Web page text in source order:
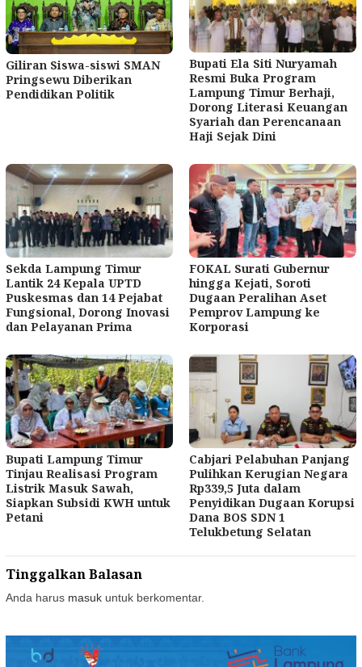
Giliran Siswa-siswi SMAN
Pringsewu Diberikan
Pendidikan Politik
Bupati Ela Siti Nuryamah
Resmi Buka Program
Lampung Timur Berhaji,
Dorong Literasi Keuangan
Syariah dan Perencanaan
Haji Sejak Dini
Sekda Lampung Timur
Lantik 24 Kepala UPTD
Puskesmas dan 14 Pejabat
Fungsional, Dorong Inovasi
dan Pelayanan Prima
FOKAL Surati Gubernur
hingga Kejati, Soroti
Dugaan Peralihan Aset
Pemprov Lampung ke
Korporasi
Bupati Lampung Timur
Tinjau Realisasi Program
Listrik Masuk Sawah,
Siapkan Subsidi KWH untuk
Petani
Cabjari Pelabuhan Panjang
Pulihkan Kerugian Negara
Rp339,5 Juta dalam
Penyidikan Dugaan Korupsi
Dana BOS SDN 1
Telukbetung Selatan
Tinggalkan Balasan
Anda harus masuk untuk berkomentar.